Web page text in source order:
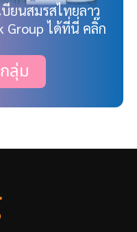
ยนสมรสไทยลาว
Group ได้ที่นี่ คลิ๊ก
ลุ่ม